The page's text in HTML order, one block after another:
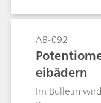
AB-092
eibädern
Im Bulletin